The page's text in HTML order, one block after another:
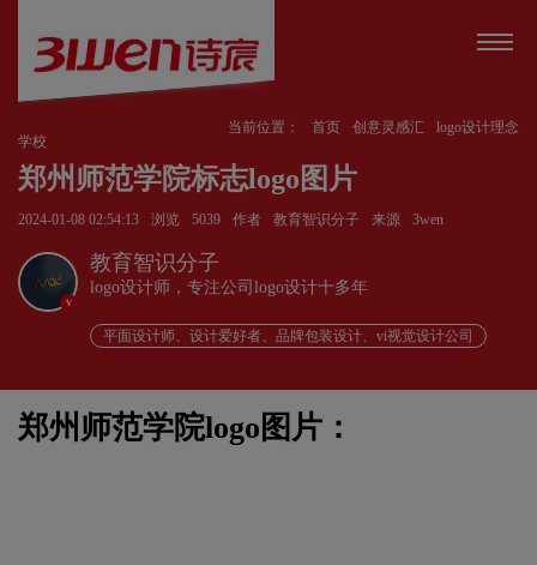
当前位置： 首页 创意灵感汇
logo设计理念
学校
郑州师范学院标志logo图片
2024-01-08 02:54:13 浏览 5039 作者 教育智识分子 来源 3wen
v
教育智识分子
logo设计师，专注公司logo设计十多年
平面设计师、设计爱好者、品牌包装设计、vi视觉设计公司
郑州师范学院logo图片：